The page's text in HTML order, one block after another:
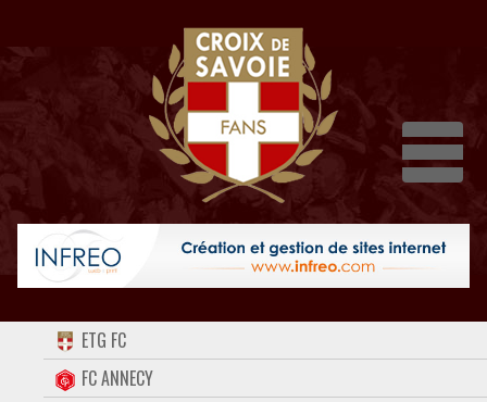
ACCUEIL
FORUM
ETG FC
FC ANNECY